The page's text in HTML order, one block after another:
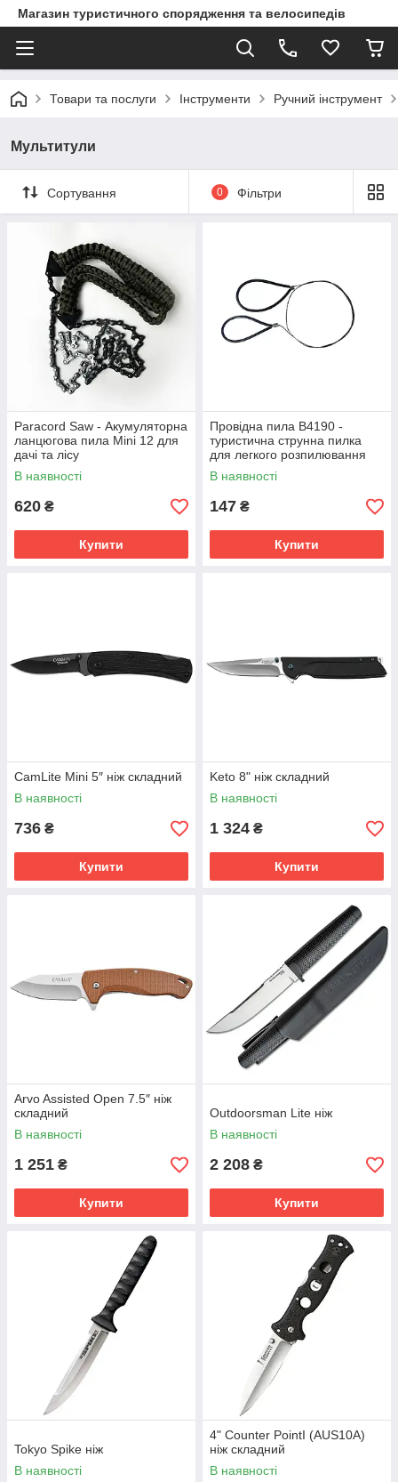
Магазин туристичного спорядження та велосипедів
Товари та послуги Інструменти Ручний інструмент
Мультитули
Сортування 0 Фільтри
Paracord Saw - Акумуляторна
ланцюгова пила Mini 12 для
дачі та лісу
В наявності
620 ₴
Купити
Провідна пила B4190 -
туристична струнна пилка
для легкого розпилювання
деревини
В наявності
147 ₴
Купити
CamLite Mini 5″ ніж складний
В наявності
736 ₴
Купити
Keto 8" ніж складний
В наявності
1 324 ₴
Купити
Arvo Assisted Open 7.5″ ніж
складний
В наявності
1 251 ₴
Купити
Outdoorsman Lite ніж
В наявності
2 208 ₴
Купити
Tokyo Spike ніж
В наявності
4" Counter PointI (AUS10A)
ніж складний
В наявності